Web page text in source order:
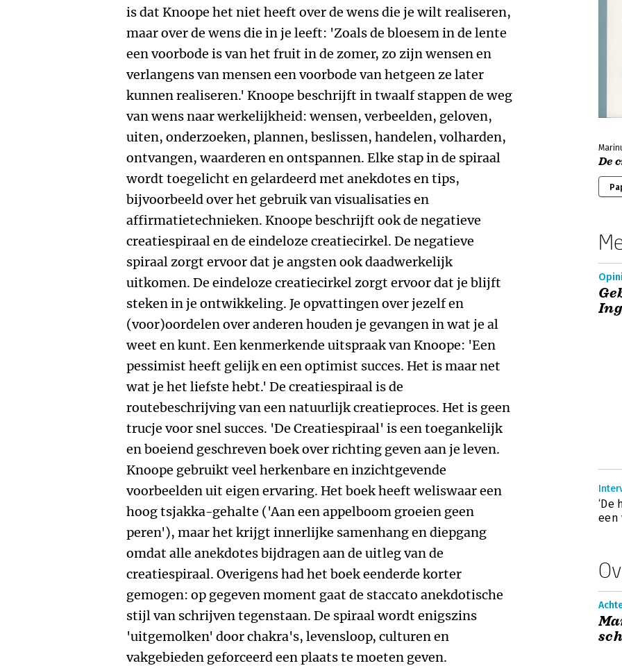
is dat Knoope het niet heeft over de wens die je wilt realiseren,
maar over de wens die in je leeft: 'Zoals de bloesem in de lente
een voorbode is van het fruit in de zomer, zo zijn wensen en
verlangens van mensen een voorbode van hetgeen ze later
kunnen realiseren.' Knoope beschrijft in twaalf stappen de weg
van wens naar werkelijkheid: wensen, verbeelden, geloven,
uiten, onderzoeken, plannen, beslissen, handelen, volharden,
ontvangen, waarderen en ontspannen. Elke stap in de spiraal
wordt toegelicht en gelardeerd met anekdotes en tips,
bijvoorbeeld over het gebruik van visualisaties en
affirmatietechnieken. Knoope beschrijft ook de negatieve
creatiespiraal en de eindeloze creatiecirkel. De negatieve
spiraal zorgt ervoor dat je angsten ook daadwerkelijk
uitkomen. De eindeloze creatiecirkel zorgt ervoor dat je blijft
steken in je ontwikkeling. Je opvattingen over jezelf en
(voor)oordelen over anderen houden je gevangen in wat je al
weet en kunt. Een kenmerkende uitspraak van Knoope: 'Een
pessimist heeft gelijk en een optimist succes. Het is maar net
wat je het liefste hebt.' De creatiespiraal is de
routebeschrijving van een natuurlijk creatieproces. Het is geen
trucje voor snel succes. 'De Creatiespiraal' is een toegankelijk
en boeiend geschreven boek over richting geven aan je leven.
Knoope gebruikt veel herkenbare en inzichtgevende
voorbeelden uit eigen ervaring. Het boek heeft weliswaar een
hoog tsjakka-gehalte ('Aan een appelboom groeien geen
peren'), maar het krijgt innerlijke samenhang en diepgang
omdat alle anekdotes bijdragen aan de uitleg van de
creatiespiraal. Overigens had het boek eenderde korter
gemogen: op gegeven moment gaat de staccato anekdotische
stijl van schrijven tegenstaan. De spiraal wordt enigszins
'uitgemolken' door chakra's, levensloop, culturen en
vakgebieden geforceerd een plaats te moeten geven.
De
een